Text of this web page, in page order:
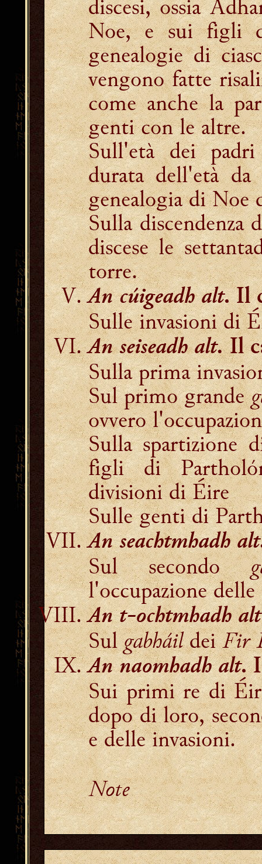
discesi, ossia
Noe, e sui figli
genealogie di
vengono fatte
come anche la
genti con le altre.
Sull'età dei
durata dell'età
genealogia di Noe
Sulla
discese le
torre.
An cúigeadh alt. Il
Sulle invasioni di
An seiseadh alt.Il
Sulla prima
Sul primo grande
ovvero
Sulla spartizione
figli di
divisioni di Éire
Sulle genti di
An seachtmhadh
Sul secondo
l'occupazione delle
An t-ochtmhadh alt
SulgabháildeiFir
An naomhadh alt.
Sui primi re di
dopo di loro,
e delle invasioni.
Note